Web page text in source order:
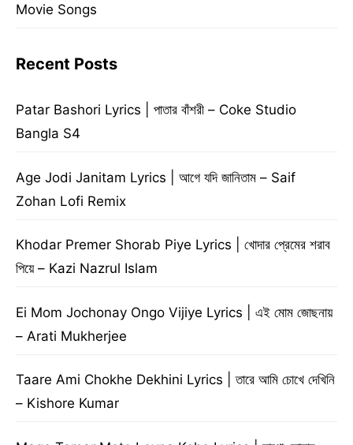
Movie Songs
Recent Posts
Patar Bashori Lyrics | পাতার বাঁশরী – Coke Studio
Bangla S4
Age Jodi Janitam Lyrics | আগে যদি জানিতাম – Saif
Zohan Lofi Remix
Khodar Premer Shorab Piye Lyrics | খোদার প্রেমের শরাব
পিয়ে – Kazi Nazrul Islam
Ei Mom Jochonay Ongo Vijiye Lyrics | এই মোম জোছনায়
– Arati Mukherjee
Taare Ami Chokhe Dekhini Lyrics | তারে আমি চোখে দেখিনি
– Kishore Kumar